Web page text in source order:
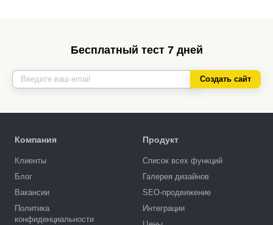
Бесплатный тест 7 дней
Создать сайт
Компания
Клиенты
Блог
Вакансии
Политика
конфиденциальности
Продукт
Список всех функций
Галерея дизайнов
SEO-продвижение
Интеграции